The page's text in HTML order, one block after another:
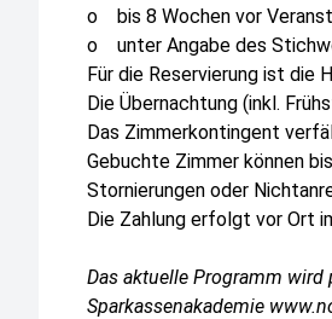
o
bis 8 Wochen vor
o
unter Angabe des
Für die Reservierung ist die
Die Übernachtung (inkl.
Das Zimmerkontingent
Gebuchte Zimmer können
Stornierungen oder
Die Zahlung erfolgt vor Ort
Das aktuelle Programm wird
Sparkassenakademie